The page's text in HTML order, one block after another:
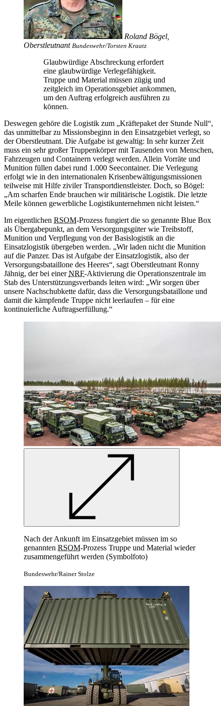
Roland Bögel,
Oberstleutnant Bundeswehr/Torsten Kraatz
Glaubwürdige Abschreckung erfordert
eine glaubwürdige Verlegefähigkeit.
Truppe und Material müssen zügig und
zeitgleich im Operationsgebiet ankommen,
um den Auftrag erfolgreich ausführen zu
können.
Deswegen gehöre die Logistik zum „Kräftepaket der Stunde Null“,
das unmittelbar zu Missionsbeginn in den Einsatzgebiet verlegt, so
der Oberstleutnant. Die Aufgabe ist gewaltig: In sehr kurzer Zeit
muss ein sehr großer Truppenkörper mit Tausenden von Menschen,
Fahrzeugen und Containern verlegt werden. Allein Vorräte und
Munition füllen dabei rund 1.000 Seecontainer. Die Verlegung
erfolgt wie in den internationalen Krisenbewältigungsmissionen
teilweise mit Hilfe ziviler Transportdienstleister. Doch, so Bögel:
„Am scharfen Ende brauchen wir militärische Logistik. Die letzte
Meile können gewerbliche Logistikunternehmen nicht leisten.“
Im eigentlichen RSOM-Prozess fungiert die so genannte Blue Box
als Übergabepunkt, an dem Versorgungsgüter wie Treibstoff,
Munition und Verpflegung von der Basislogistik an die
Einsatzlogistik übergeben werden. „Wir laden nicht die Munition
auf die Panzer. Das ist Aufgabe der Einsatzlogistik, also der
Versorgungsbataillone des Heeres“, sagt Oberstleutnant Ronny
Jähnig, der bei einerNRF-Aktivierung die Operationszentrale im
Stab des Unterstützungsverbands leiten wird: „Wir sorgen über
unsere Nachschubkette dafür, dass die Versorgungsbataillone und
damit die kämpfende Truppe nicht leerlaufen – für eine
kontinuierliche Auftragserfüllung.“
Nach der Ankunft im Einsatzgebiet müssen im so
genannten RSOM-Prozess Truppe und Material wieder
zusammengeführt werden (Symbolfoto)
Bundeswehr/Rainer Stolze